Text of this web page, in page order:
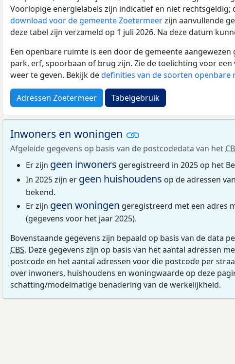
Voorlopige energielabels zijn indicatief en niet
download voor de gemeente Zoetermeerzijn aanvullende
deze tabel zijn verzameld op 1 juli 2026. Na deze datum
Een openbare ruimte is een door de gemeente
park, erf, spoorbaan of brug zijn. Zie de toelichting voor
weer te geven. Bekijk dedefinities van de soorten openbare
Adressen Zoetermeer Tabelgebruik
Inwoners en woningen
Afgeleide gegevens op basis van de postcodedata van het
Er zijn geen inwoners geregistreerd in 2025 op het
In 2025 zijn er geen huishoudens op de adressen
bekend.
Er zijn geen woningen geregistreerd met een adres
(gegevens voor het jaar 2025).
Bovenstaande gegevens zijn bepaald op basis van de data
CBS. Deze gegevens zijn op basis van het aantal adressen
postcode en het aantal adressen voor die postcode per
over inwoners, huishoudens en woningwaarde op deze
schatting/modelmatige benadering van de werkelijkheid.